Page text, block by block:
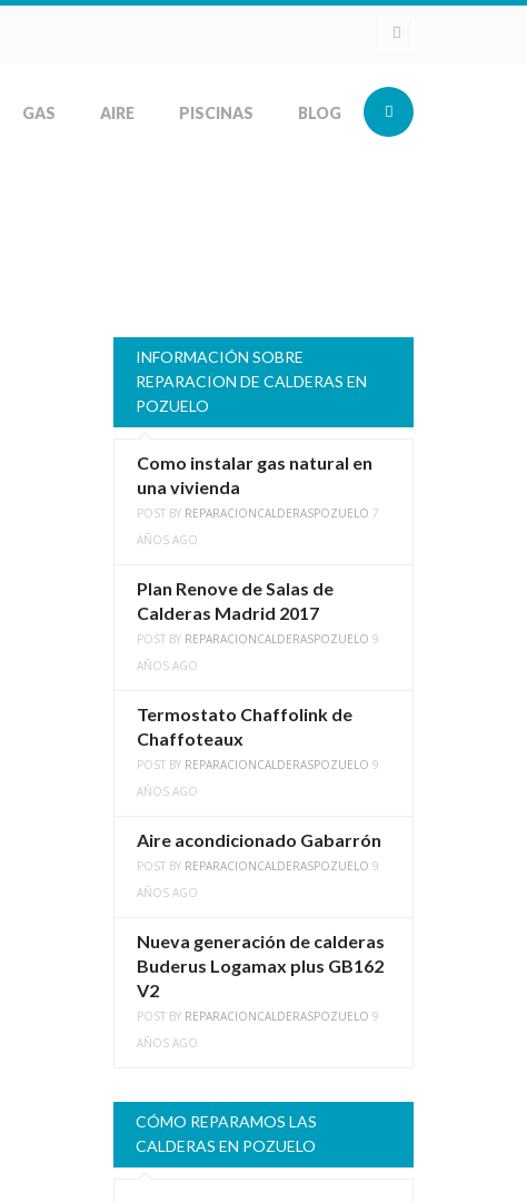
GAS AIRE PISCINAS BLOG
INFORMACIÓN SOBRE
REPARACION DE CALDERAS EN
POZUELO
Como instalar gas natural en
una vivienda
POST BY REPARACIONCALDERASPOZUELO 7
AÑOS AGO
Plan Renove de Salas de
Calderas Madrid 2017
POST BY REPARACIONCALDERASPOZUELO 9
AÑOS AGO
Termostato Chaffolink de
Chaffoteaux
POST BY REPARACIONCALDERASPOZUELO 9
AÑOS AGO
Aire acondicionado Gabarrón
POST BY REPARACIONCALDERASPOZUELO 9
AÑOS AGO
Nueva generación de calderas
Buderus Logamax plus GB162
V2
POST BY REPARACIONCALDERASPOZUELO 9
AÑOS AGO
CÓMO REPARAMOS LAS
CALDERAS EN POZUELO